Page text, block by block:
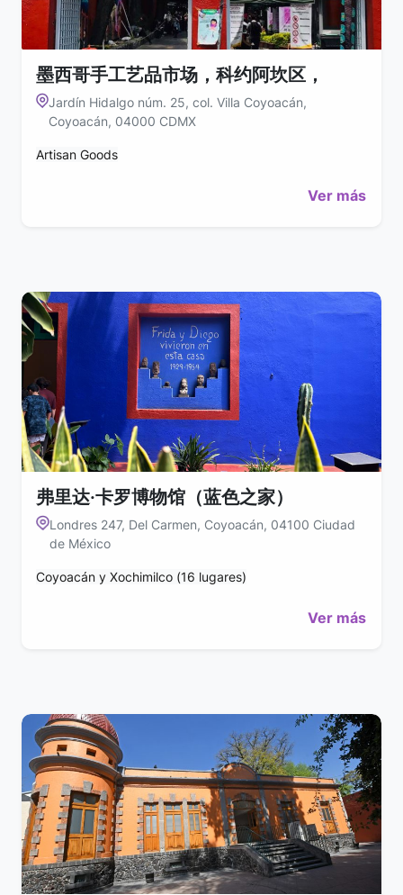
墨西哥手工艺品市场，科约阿坎区，
Jardín Hidalgo núm. 25, col. Villa Coyoacán,
Coyoacán, 04000 CDMX
Artisan Goods
Ver más
弗里达·卡罗博物馆（蓝色之家）
Londres 247, Del Carmen, Coyoacán, 04100 Ciudad
de México
Coyoacán y Xochimilco (16 lugares)
Ver más